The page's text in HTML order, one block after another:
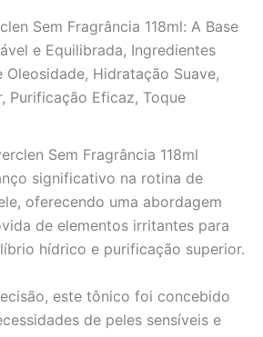
Sem Fragrância 118ml: A Base
e Equilibrada, Ingredientes
Oleosidade, Hidratação Suave,
Purificação Eficaz, Toque
Sem Fragrância 118ml
significativo na rotina de
oferecendo uma abordagem
de elementos irritantes para
hídrico e purificação superior.
este tônico foi concebido
de peles sensíveis e